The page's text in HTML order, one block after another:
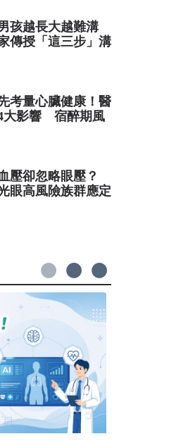
孩越長大越難溝
傳授「這三步」溝
考量心臟健康！醫
大影響 宿醉期風
壓卻忽略眼壓？
眼高風險族群應定